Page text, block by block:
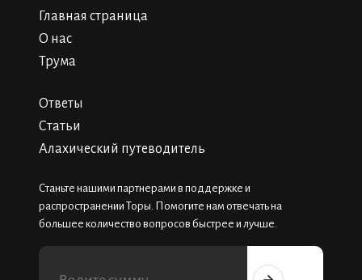
Главная страница
О нас
Трума
Ответы
Статьи
Алахический путеводитель
Станьте нашими партнерами в поддержке и
распространении Торы. Помогите нам отвечать на
большее количество вопросов быстрее и лучше.